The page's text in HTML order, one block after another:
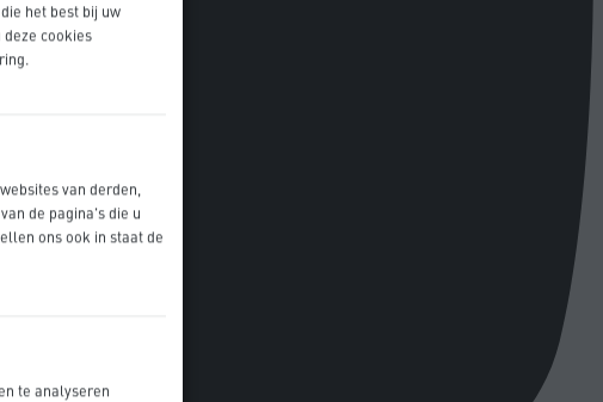
het best bij uw
cookies
van derden,
de pagina's die u
ons ook in staat de
te analyseren